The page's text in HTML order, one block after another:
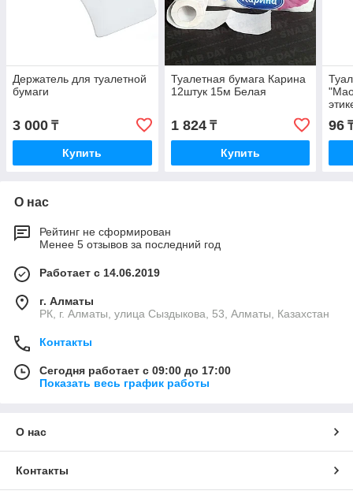
Держатель для туалетной
бумаги
3 000 ₸
Купить
Туалетная бумага Карина
12штук 15м Белая
1 824₸
Купить
96
О нас
Рейтинг не сформирован
Менее 5 отзывов за последний год
Работает с 14.06.2019
г. Алматы
РК, г. Алматы, улица Сыздыкова, 53, Алматы, Казахстан
Контакты
Сегодня работает с 09:00 до 17:00
Показать весь график работы
О нас
Контакты